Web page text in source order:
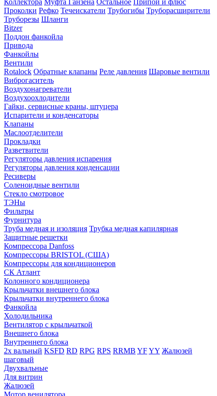
Коллектора Муфта Ганзена Остальное Припой и флюс
Проколки Рефко Течеискатели Трубогибы Труборасширители
Труборезы Шланги
Bitzer
Поддон фанкойла
Привода
Фанкойлы
Вентили
Rotalock Обратные клапаны Реле давления Шаровые вентили
Виброгаситель
Воздухонагреватели
Воздухоохлодители
Гайки, сервисные краны, штуцера
Испарители и конденсаторы
Клапаны
Маслоотделители
Прокладки
Разветвители
Регуляторы давления испарения
Регуляторы давления конденсации
Ресиверы
Соленоидные вентили
Стекло смотровое
ТЭНы
Фильтры
Фурнитура
Труба медная и изоляция Трубка медная капилярная
Защитные решетки
Компрессора Danfoss
Компрессоры BRISTOL (США)
Компрессоры для кондиционеров
СК Атлант
Колонного кондиционера
Крыльчатки внешнего блока
Крыльчатки внутреннего блока
Фанкойла
Холодильника
Вентилятор с крыльчаткой
Внешнего блока
Внутреннего блока
2х вальный KSFD RD RPG RPS RRMB YFYY Жалюзей
шаговый
Двухвальные
Для витрин
Жалюзей
Мотор венилятора